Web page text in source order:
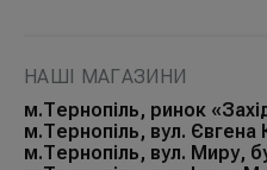
НАШІ МАГАЗИНИ
м.Тернопіль, ринок
м.Тернопіль, вул. Євгена
м.Тернопіль, вул. Миру,